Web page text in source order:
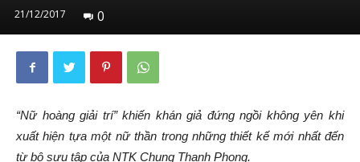
21/12/2017 0
“Nữ hoàng giải trí” khiến khán giả đứng ngồi không yên khi
xuất hiện tựa một nữ thần trong những thiết kế mới nhất đến
từ bộ sưu tập của NTK Chung Thanh Phong.